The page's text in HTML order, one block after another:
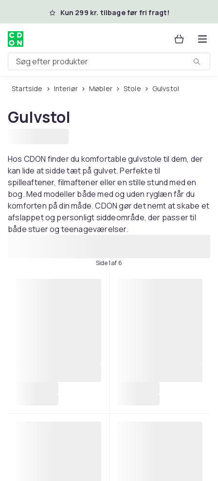
Spring til hovedindhold
Kun 299 kr. tilbage før fri fragt!
Søg efter produkter
Startside Interiør Møbler Stole Gulvstol
Gulvstol
Hos CDON finder du komfortable gulvstole til dem, der
kan lide at sidde tæt på gulvet. Perfekte til
spilleaftener, filmaftener eller en stille stund med en
bog. Med modeller både med og uden ryglæn får du
komforten på din måde. CDON gør det nemt at skabe et
afslappet og personligt siddeområde, der passer til
både stuer og teenageværelser.
Side 1 af 6